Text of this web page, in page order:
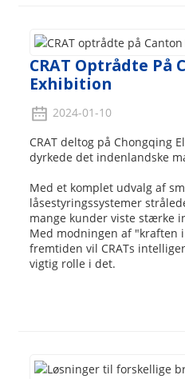
CRAT Optrådte På
Exhibition
2024-01-10
CRAT deltog på Chongqing
dyrkede det indenlandske
Med et komplet udvalg af
låsestyringssystemer
mange kunder viste stærke
Med modningen af ​​"kraften
fremtiden vil CRATs
vigtig rolle i det.